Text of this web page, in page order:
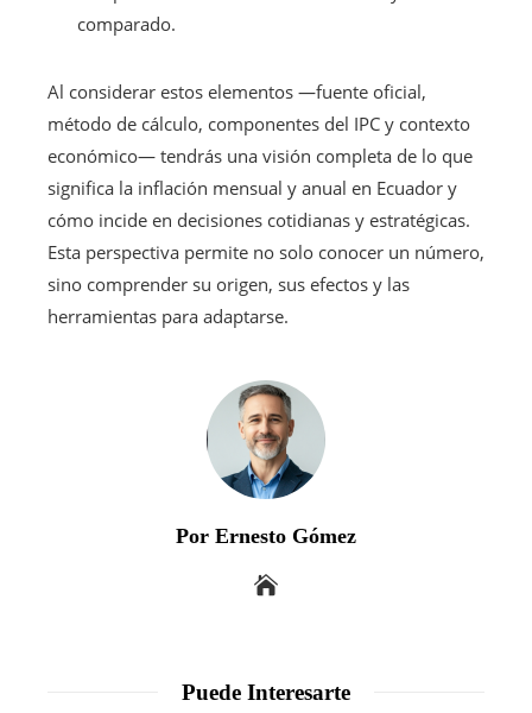
comparado.
Al considerar estos elementos —fuente oficial,
método de cálculo, componentes del IPC y contexto
económico— tendrás una visión completa de lo que
significa la inflación mensual y anual en Ecuador y
cómo incide en decisiones cotidianas y estratégicas.
Esta perspectiva permite no solo conocer un número,
sino comprender su origen, sus efectos y las
herramientas para adaptarse.
Por Ernesto Gómez
Puede Interesarte